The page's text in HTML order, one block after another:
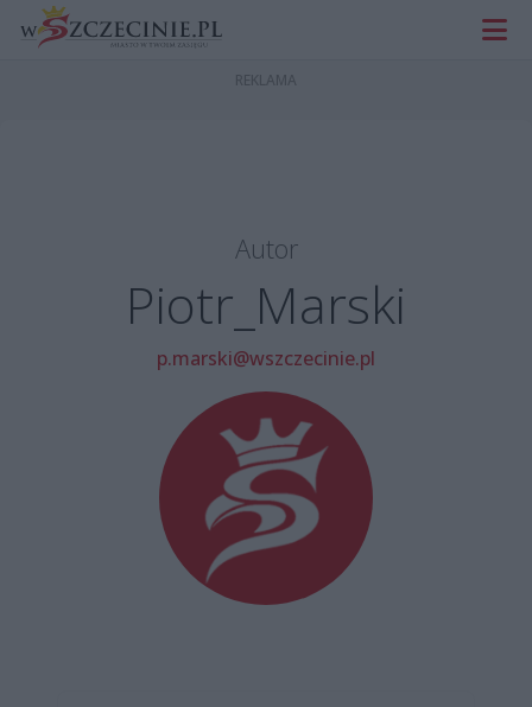
Autor
Piotr_Marski
p.marski@wszczecinie.pl